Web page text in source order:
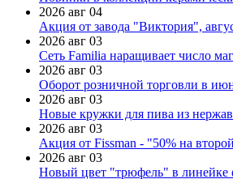
2026 авг 04
Акция от завода "Виктория",
2026 авг 03
Сеть Familia наращивает число
2026 авг 03
Оборот розничной торговли в
2026 авг 03
Новые кружки для пива из
2026 авг 03
Акция от Fissman - "50% на
2026 авг 03
Новый цвет "трюфель" в линейке